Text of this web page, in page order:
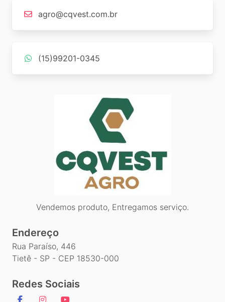
agro@cqvest.com.br
(15)99201-0345
Vendemos produto, Entregamos serviço.
Endereço
Rua Paraíso, 446
Tietê - SP - CEP 18530-000
Redes Sociais